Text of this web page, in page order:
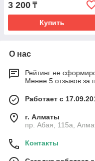
3 200 ₸
Купить
О нас
Рейтинг не
Менее 5 отзывов за
Работает с
г. Алматы
пр. Абая, 115а,
Контакты